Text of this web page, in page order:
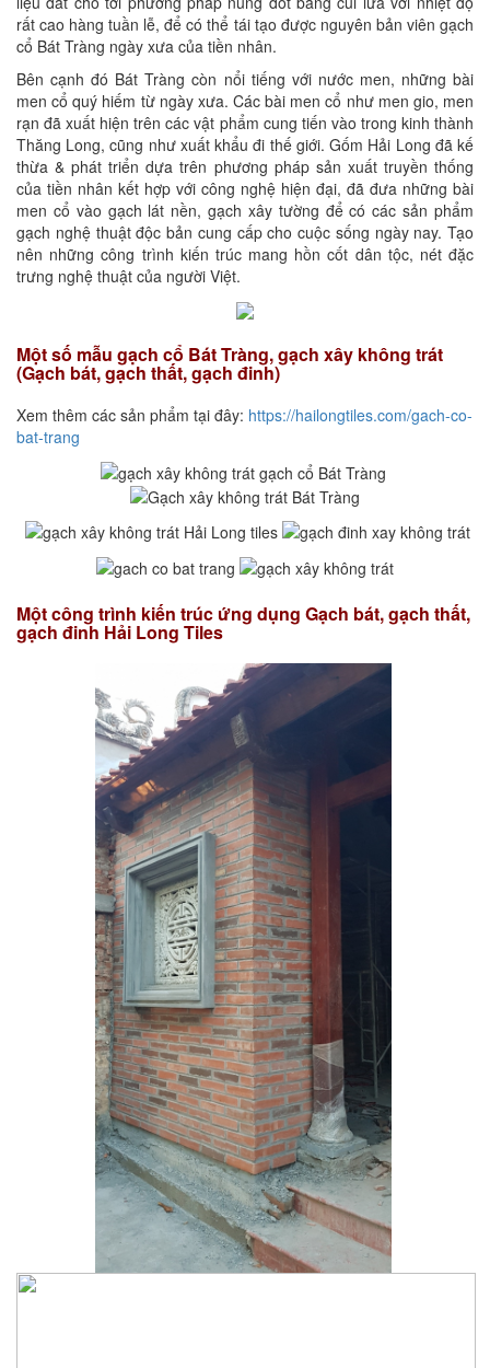
rất cao hàng tuần lễ, để có thể tái tạo được nguyên bản viên gạch
cổ Bát Tràng ngày xưa của tiền nhân.
Bên cạnh đó Bát Tràng còn nổi tiếng với nước men, những bài
men cổ quý hiếm từ ngày xưa. Các bài men cổ như men gio, men
rạn đã xuất hiện trên các vật phẩm cung tiến vào trong kinh thành
Thăng Long, cũng như xuất khẩu đi thế giới. Gốm Hải Long đã kế
thừa & phát triển dựa trên phương pháp sản xuất truyền thống
của tiền nhân kết hợp với công nghệ hiện đại, đã đưa những bài
men cổ vào gạch lát nền, gạch xây tường để có các sản phẩm
gạch nghệ thuật độc bản cung cấp cho cuộc sống ngày nay. Tạo
nên những công trình kiến trúc mang hồn cốt dân tộc, nét đặc
trưng nghệ thuật của người Việt.
Một số mẫu gạch cổ Bát Tràng, gạch xây không trát
(Gạch bát, gạch thất, gạch đinh)
Xem thêm các sản phẩm tại đây: https://hailongtiles.com/gach-co-
bat-trang
Một công trình kiến trúc ứng dụng Gạch bát, gạch thất,
gạch đinh Hải Long Tiles